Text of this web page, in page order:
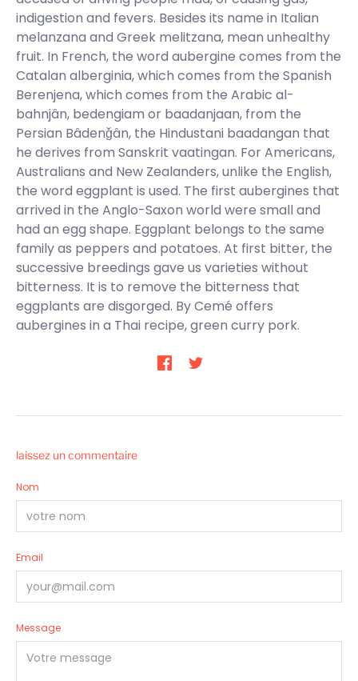
indigestion and fevers. Besides its name in Italian
melanzana and Greek melitzana, mean unhealthy
fruit. In French, the word aubergine comes from the
Catalan alberginia, which comes from the Spanish
Berenjena, which comes from the Arabic al-
bahnjân, bedengiam or baadanjaan, from the
Persian Bâdenǧân, the Hindustani baadangan that
he derives from Sanskrit vaatingan. For Americans,
Australians and New Zealanders, unlike the English,
the word eggplant is used. The first aubergines that
arrived in the Anglo-Saxon world were small and
had an egg shape. Eggplant belongs to the same
family as peppers and potatoes. At first bitter, the
successive breedings gave us varieties without
bitterness. It is to remove the bitterness that
eggplants are disgorged. By Cemé offers
aubergines in a Thai recipe, green curry pork.
laissez un commentaire
Nom
Email
Message